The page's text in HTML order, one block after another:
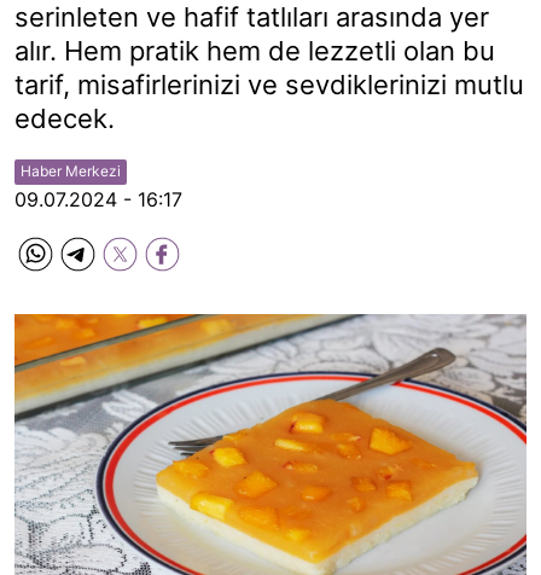
serinleten ve hafif tatlıları arasında yer
alır. Hem pratik hem de lezzetli olan bu
tarif, misafirlerinizi ve sevdiklerinizi mutlu
edecek.
Haber Merkezi
09.07.2024 - 16:17